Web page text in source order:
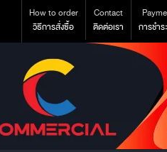
How to order
วิธีการสั่งซื้อ
Contact
ติดต่อเรา
การชำร